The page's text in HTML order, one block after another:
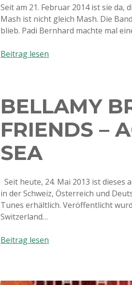
Seit am 21. Februar 2014 ist sie da,
Mash ist nicht gleich Mash. Die
blieb. Padi Bernhard machte mal
Beitrag lesen
BELLAMY
FRIENDS –
SEA
Seit heute, 24. Mai 2013 ist dieses
in der Schweiz, Österreich und
Tunes erhältlich. Veröffentlicht
Switzerland…
Beitrag lesen